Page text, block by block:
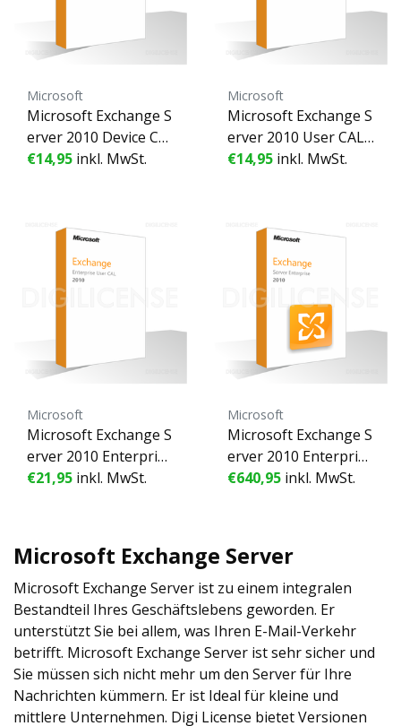
Microsoft
Microsoft Exchange S
erver 2010 Device CA
L - 1 Gerät - Unbefrist
€14,95 inkl. MwSt.
Microsoft
Microsoft Exchange S
erver 2010 User CAL -
1 Benutzer - Unbefris
€14,95 inkl. MwSt.
Microsoft
Microsoft Exchange S
erver 2010 Enterprise
User CAL - 1 Benutze
€21,95 inkl. MwSt.
Microsoft
Microsoft Exchange S
erver 2010 Enterprise
- 1 Gerät - Unbefriste
€640,95 inkl. MwSt.
Microsoft Exchange Server
Microsoft Exchange Server ist zu einem integralen
Bestandteil Ihres Geschäftslebens geworden. Er
unterstützt Sie bei allem, was Ihren E-Mail-Verkehr
betrifft. Microsoft Exchange Server ist sehr sicher und
Sie müssen sich nicht mehr um den Server für Ihre
Nachrichten kümmern. Er ist Ideal für kleine und
mittlere Unternehmen. Digi License bietet Versionen